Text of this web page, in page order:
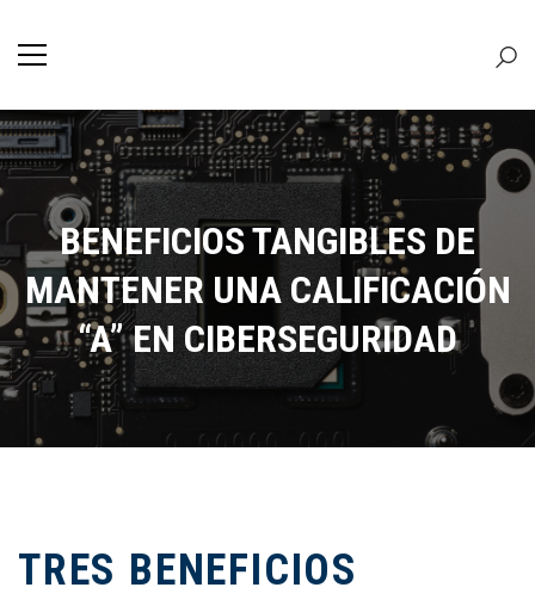
BENEFICIOS TANGIBLES DE
MANTENER UNA CALIFICACIÓN
“A” EN CIBERSEGURIDAD
TRES BENEFICIOS